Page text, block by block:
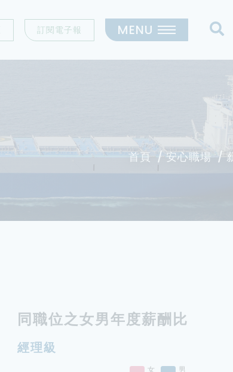
訂閱電子報 MENU
首頁 安心職場
同職位之女男年度薪酬比
經理級